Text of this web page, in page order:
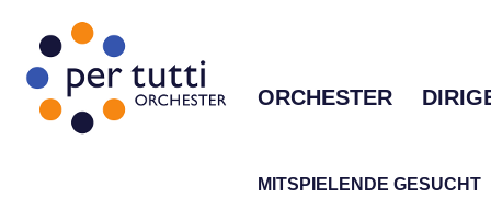
ORCHESTER
MITSPIELENDE GESUCHT